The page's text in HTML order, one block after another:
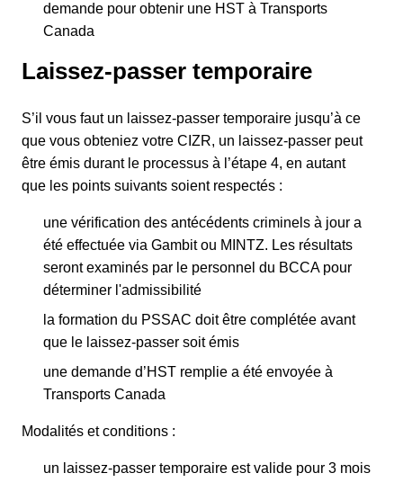
demande pour obtenir une HST à Transports
Canada
Laissez-passer temporaire
S’il vous faut un laissez-passer temporaire jusqu’à ce
que vous obteniez votre CIZR, un laissez-passer peut
être émis durant le processus à l’étape 4, en autant
que les points suivants soient respectés :
une vérification des antécédents criminels à jour a
été effectuée via Gambit ou MINTZ. Les résultats
seront examinés par le personnel du BCCA pour
déterminer l'admissibilité
la formation du PSSAC doit être complétée avant
que le laissez-passer soit émis
une demande d’HST remplie a été envoyée à
Transports Canada
Modalités et conditions :
un laissez-passer temporaire est valide pour 3 mois